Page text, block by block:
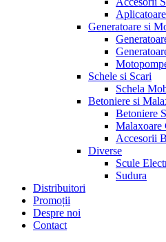
Generatoare si
Schele si Scari
Schela
Betoniere si
Betoniere
Malaxoare
Accesorii
Diverse
Scule
Sudura
Distribuitori
Promoții
Despre noi
Contact